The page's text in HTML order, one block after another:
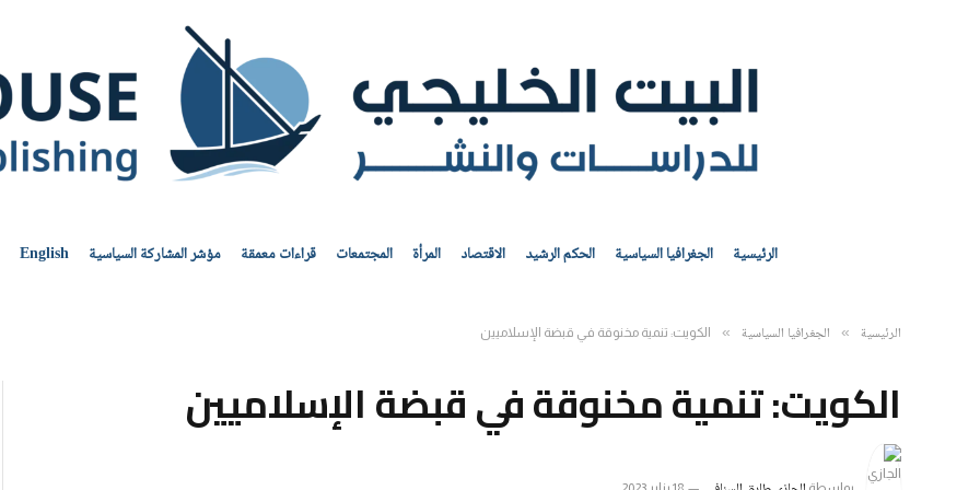
الرئيسية الجغرافيا السياسية الحكم الرشيد الاقتصاد المرأة المجتمعات قراءات معمقة مؤشر المشاركة السياسية English
الرئيسية » الجغرافيا السياسية » الكويت: تنمية مخنوقة في قبضة الإسلاميين
الكويت: تنمية مخنوقة في قبضة الإسلاميين